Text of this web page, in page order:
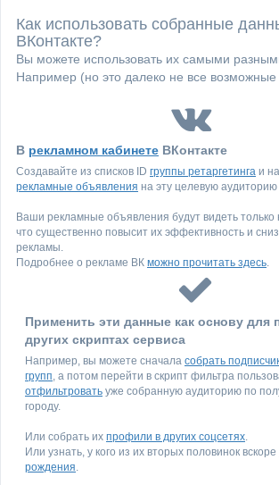
Как использовать собранные
ВКонтакте?
Вы можете использовать их самыми
Например (но это далеко не все
В рекламном кабинете ВКонтакте
Создавайте из списков ID группы ретаргетинга и
рекламные объявления на эту целевую аудиторию
Ваши рекламные объявления будут видеть
что существенно повысит их эффективность и
рекламы.
Подробнее о рекламе ВК можно прочитать здесь.
Применить эти данные как основу для
других скриптах сервиса
Например, вы можете сначала собрать
групп, а потом перейти в скрипт фильтра
отфильтровать уже собранную аудиторию по
городу.
Или собрать их профили в других соцсетях.
Или узнать, у кого из их вторых половинок вскоре
рождения.